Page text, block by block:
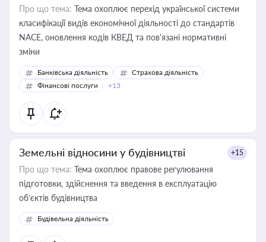
Про що тема: Тема охоплює перехід української системи
класифікації видів економічної діяльності до стандартів
NACE, оновлення кодів КВЕД та пов'язані нормативні
зміни
Банківська діяльність
Страхова діяльність
Фінансові послуги
+13
Земельні відносини у будівництві +15
Про що тема: Тема охоплює правове регулювання
підготовки, здійснення та введення в експлуатацію
об’єктів будівництва
Будівельна діяльність